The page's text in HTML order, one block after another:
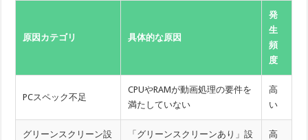
原因カテゴリ 具体的な原因
発
生
頻
度
PCスペック不足
CPUやRAMが動画処理の要件を
満たしていない
高
い
グリーンスクリーン設
「グリーンスクリーンあり」設
高